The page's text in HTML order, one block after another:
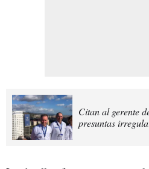
Citan al gerente
presuntas